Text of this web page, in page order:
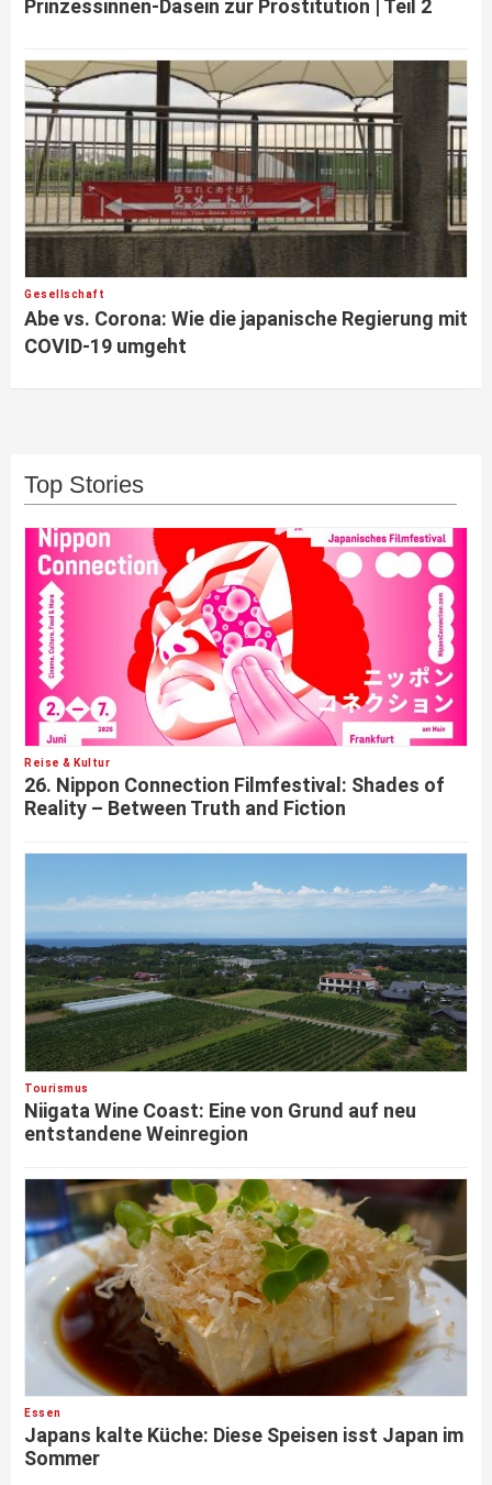
Prinzessinnen-Dasein zur Prostitution | Teil 2
Gesellschaft
Abe vs. Corona: Wie die japanische Regierung mit
COVID-19 umgeht
Top Stories
Reise & Kultur
26. Nippon Connection Filmfestival: Shades of
Reality – Between Truth and Fiction
Tourismus
Niigata Wine Coast: Eine von Grund auf neu
entstandene Weinregion
Essen
Japans kalte Küche: Diese Speisen isst Japan im
Sommer